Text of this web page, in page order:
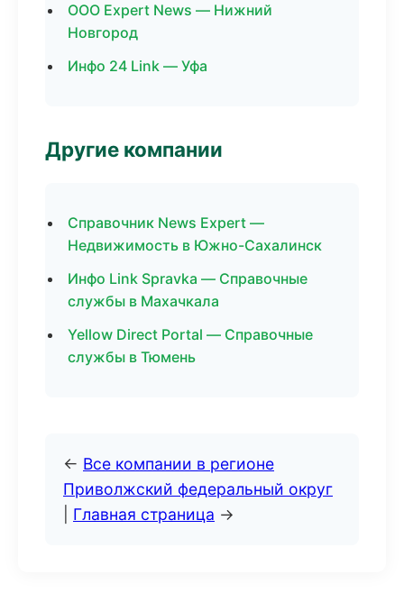
ООО Expert News — Нижний
Новгород
Инфо 24 Link — Уфа
Другие компании
Справочник News Expert —
Недвижимость в Южно-Сахалинск
Инфо Link Spravka — Справочные
службы в Махачкала
Yellow Direct Portal — Справочные
службы в Тюмень
← Все компании в регионе
Приволжский федеральный округ
Главная страница →